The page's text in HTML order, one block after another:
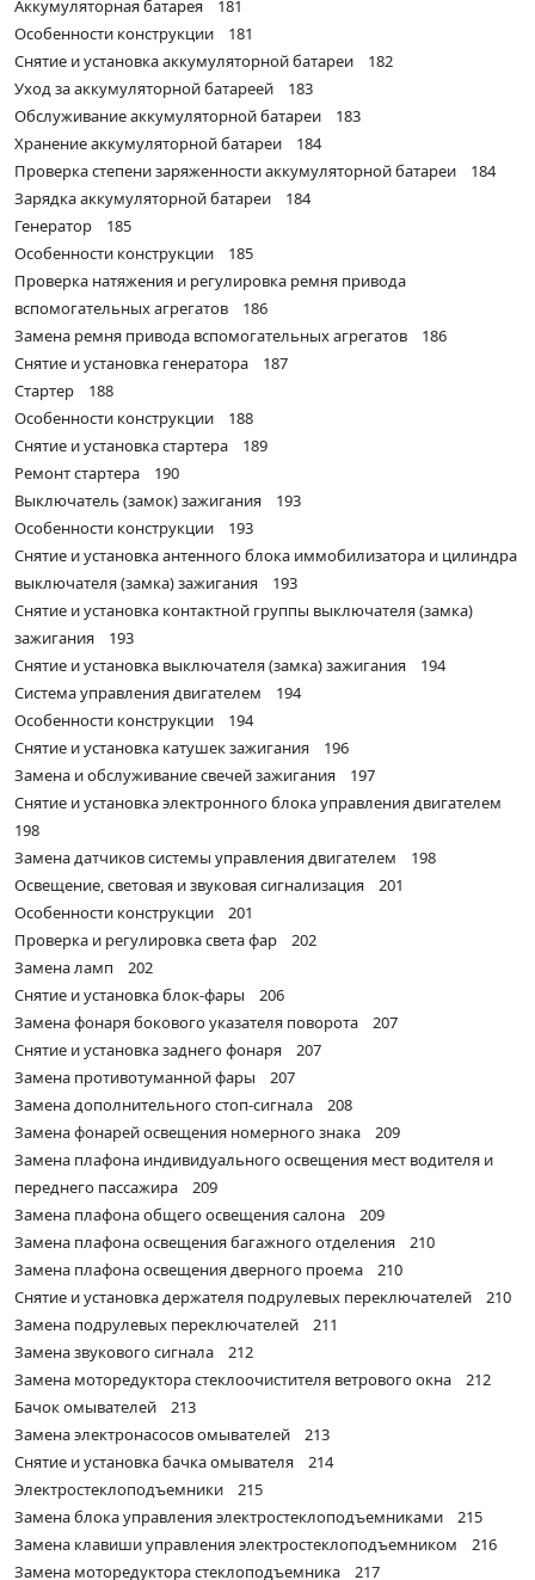
Аккумуляторная батарея 181
Особенности конструкции 181
Снятие и установка аккумуляторной батареи 182
Уход за аккумуляторной батареей 183
Обслуживание аккумуляторной батареи 183
Хранение аккумуляторной батареи 184
Проверка степени заряженности аккумуляторной батареи 184
Зарядка аккумуляторной батареи 184
Генератор 185
Особенности конструкции 185
Проверка натяжения и регулировка ремня привода
вспомогательных агрегатов 186
Замена ремня привода вспомогательных агрегатов 186
Снятие и установка генератора 187
Стартер 188
Особенности конструкции 188
Снятие и установка стартера 189
Ремонт стартера 190
Выключатель (замок) зажигания 193
Особенности конструкции 193
Снятие и установка антенного блока иммобилизатора и цилиндра
выключателя (замка) зажигания 193
Снятие и установка контактной группы выключателя (замка)
зажигания 193
Снятие и установка выключателя (замка) зажигания 194
Система управления двигателем 194
Особенности конструкции 194
Снятие и установка катушек зажигания 196
Замена и обслуживание свечей зажигания 197
Снятие и установка электронного блока управления двигателем
198
Замена датчиков системы управления двигателем 198
Освещение, световая и звуковая сигнализация 201
Особенности конструкции 201
Проверка и регулировка света фар 202
Замена ламп 202
Снятие и установка блок-фары 206
Замена фонаря бокового указателя поворота 207
Снятие и установка заднего фонаря 207
Замена противотуманной фары 207
Замена дополнительного стоп-сигнала 208
Замена фонарей освещения номерного знака 209
Замена плафона индивидуального освещения мест водителя и
переднего пассажира 209
Замена плафона общего освещения салона 209
Замена плафона освещения багажного отделения 210
Замена плафона освещения дверного проема 210
Снятие и установка держателя подрулевых переключателей 210
Замена подрулевых переключателей 211
Замена звукового сигнала 212
Замена моторедуктора стеклоочистителя ветрового окна 212
Бачок омывателей 213
Замена электронасосов омывателей 213
Снятие и установка бачка омывателя 214
Электростеклоподъемники 215
Замена блока управления электростеклоподъемниками 215
Замена клавиши управления электростеклоподъемником 216
Замена моторедуктора стеклоподъемника 217